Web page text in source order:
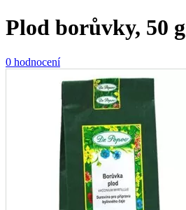
Plod borůvky, 50 g
0 hodnocení